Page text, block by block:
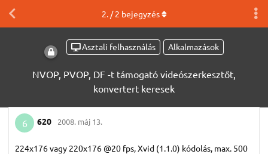
Asztali felhasználás Alkalmazások
NVOP, PVOP, DF -t támogató videószerkesztőt,
konvertert keresek
2. /2 bejegyzés
6 620 2008. máj 13.
224x176 vagy 220x176 @20 fps, Xvid (1.1.0) kódolás, max. 500